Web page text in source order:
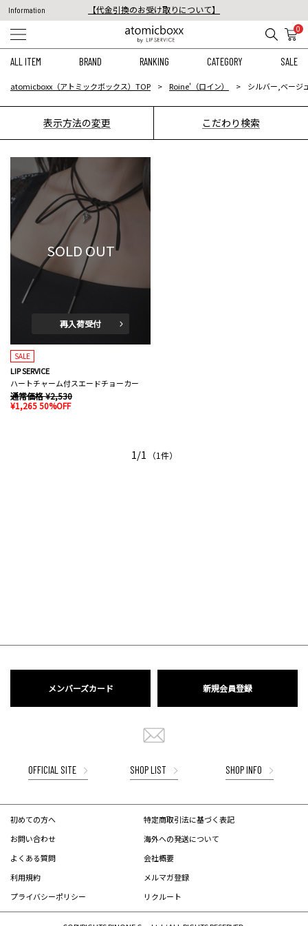
Information
【代金引換のお受け取りについて】
税込11,000円以上のご注文で送料無料！
0
ALL ITEM BRAND RANKING CATEGORY SALE
atomicboxx（アトミックボックス）TOP Roine'（ロイン） シルバー,ベージ
表示方法の変更 こだわり検索
SOLD OUT
再入荷受付
SALE
LIP SERVICE
ハートチャーム付スエードチョーカー
通常価格 ¥2,530
¥1,265 50%OFF
1/1 （1件）
メンバーズカード 新規会員登録
OFFICIAL SITE SHOP LIST SHOP INFO
初めての方へ
お問い合わせ
よくある質問
利用規約
プライバシーポリシー
特定商取引法に基づく表記
海外への発送について
会社概要
メルマガ登録
リクルート